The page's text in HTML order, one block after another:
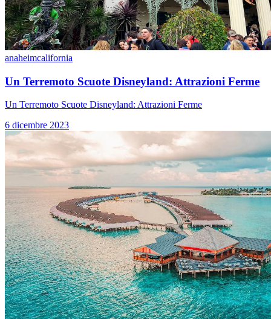
anaheimcalifornia
Un Terremoto Scuote Disneyland: Attrazioni Ferme
Un Terremoto Scuote Disneyland: Attrazioni Ferme
6 dicembre 2023